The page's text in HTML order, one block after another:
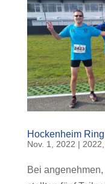
Hockenheim
Nov. 1, 2022 | 2022,
Bei